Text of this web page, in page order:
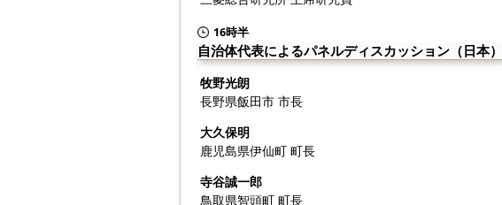
16時半
自治体代表によるパネルディスカッション（日本）
牧野光朗
長野県飯田市 市長
大久保明
鹿児島県伊仙町 町長
寺谷誠一郎
鳥取県智頭町 町長